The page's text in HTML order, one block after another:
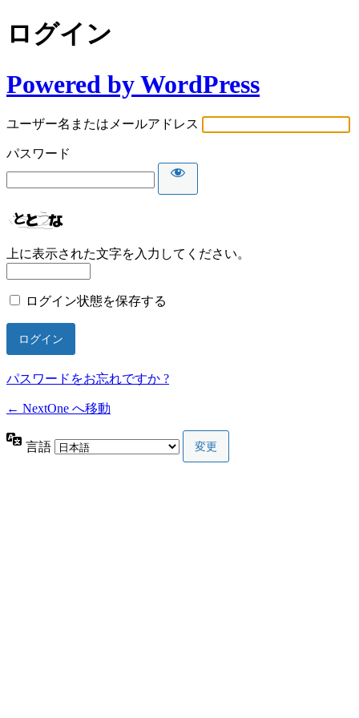
ログイン
Powered by WordPress
ユーザー名またはメールアドレス
パスワード
上に表示された文字を入力してください。
ログイン状態を保存する
パスワードをお忘れですか ?
← NextOne へ移動
言語